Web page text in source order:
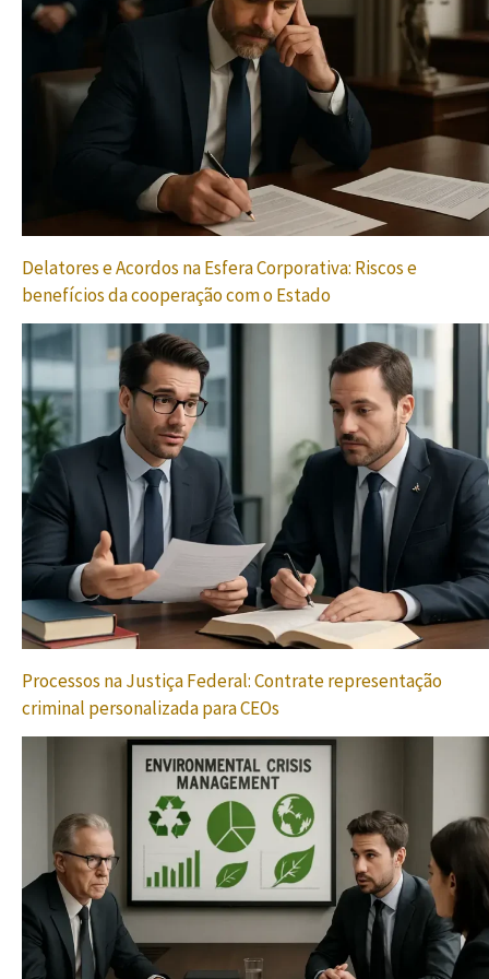
Delatores e Acordos na Esfera Corporativa: Riscos e
benefícios da cooperação com o Estado
Processos na Justiça Federal: Contrate representação
criminal personalizada para CEOs